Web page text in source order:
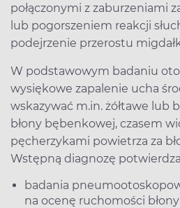
połączonymi z zaburzeniami
lub pogorszeniem reakcji
podejrzenie przerostu
W podstawowym badaniu
wysiękowe zapalenie ucha
wskazywać m.in. żółtawe lub
błony bębenkowej, czasem
pęcherzykami powietrza za
Wstępną diagnozę
badania
na ocenę ruchomości